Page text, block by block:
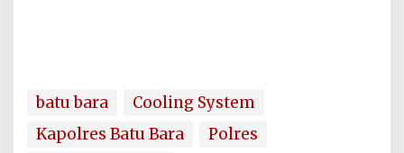
batu bara
Cooling System
Kapolres Batu Bara
Polres